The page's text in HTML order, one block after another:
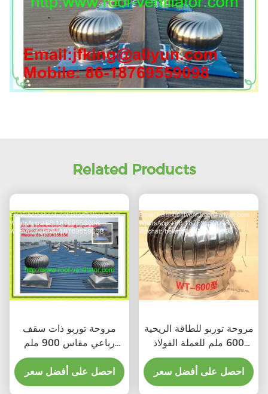
Related Products
مروحة توربو ذات سقف
رباعي مقاس 900 ملم
للصلب المقاوم للصدأ
احصل على أفضل سعر
مروحة توربو للطاقة الريحية
600 ملم للعملة الفولاذ
المقاوم للصدأ
احصل على أفضل سعر